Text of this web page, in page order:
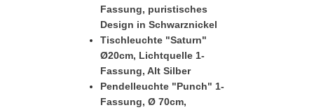
Fassung, puristisches
Design in Schwarznickel
Tischleuchte "Saturn"
Ø20cm, Lichtquelle 1-
Fassung, Alt Silber
Pendelleuchte "Punch" 1-
Fassung, Ø 70cm,